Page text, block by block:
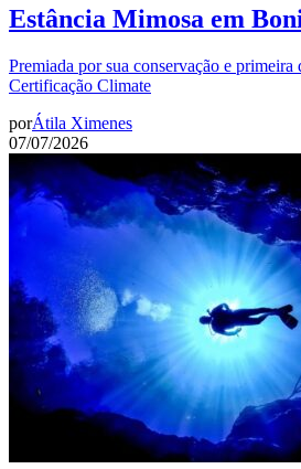
Estância Mimosa em
Premiada por sua conservação e primeira
Certificação Climate
porÁtila Ximenes
07/07/2026